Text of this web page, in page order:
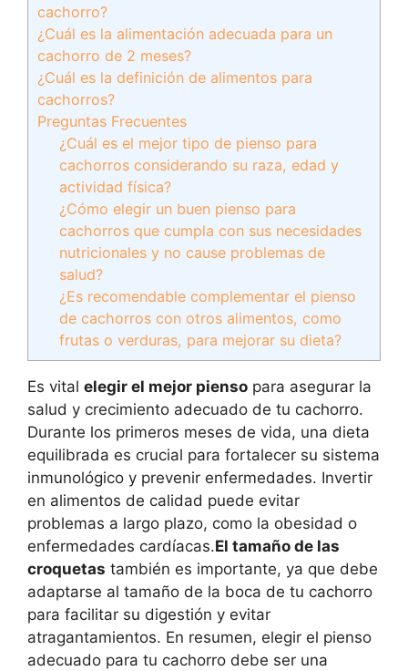
cachorro?
¿Cuál es la alimentación adecuada para un
cachorro de 2 meses?
¿Cuál es la definición de alimentos para
cachorros?
Preguntas Frecuentes
¿Cuál es el mejor tipo de pienso para
cachorros considerando su raza, edad y
actividad física?
¿Cómo elegir un buen pienso para
cachorros que cumpla con sus necesidades
nutricionales y no cause problemas de
salud?
¿Es recomendable complementar el pienso
de cachorros con otros alimentos, como
frutas o verduras, para mejorar su dieta?
Es vital elegir el mejor pienso para asegurar la
salud y crecimiento adecuado de tu cachorro.
Durante los primeros meses de vida, una dieta
equilibrada es crucial para fortalecer su sistema
inmunológico y prevenir enfermedades. Invertir
en alimentos de calidad puede evitar
problemas a largo plazo, como la obesidad o
enfermedades cardíacas.El tamaño de las
croquetas también es importante, ya que debe
adaptarse al tamaño de la boca de tu cachorro
para facilitar su digestión y evitar
atragantamientos. En resumen, elegir el pienso
adecuado para tu cachorro debe ser una